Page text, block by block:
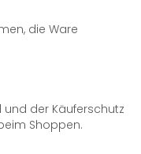
die Ware
und der Käuferschutz
Shoppen.